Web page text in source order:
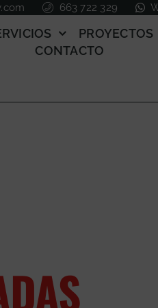
663 722 329
PROYECTOS
CONTACTO